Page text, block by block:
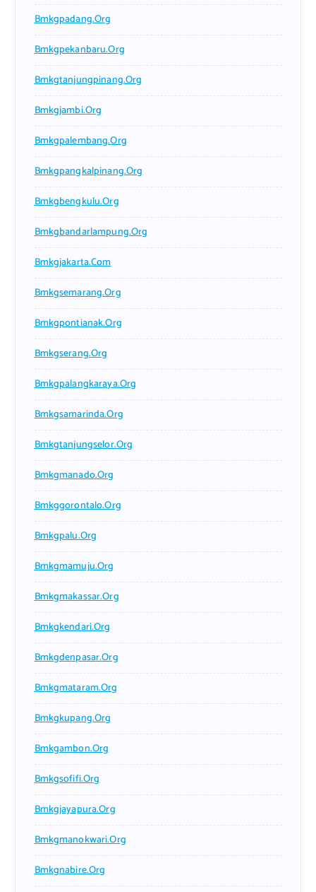
Bmkgpadang.org
Bmkgpekanbaru.org
Bmkgtanjungpinang.org
Bmkgjambi.org
Bmkgpalembang.org
Bmkgpangkalpinang.org
Bmkgbengkulu.org
Bmkgbandarlampung.org
Bmkgjakarta.com
Bmkgsemarang.org
Bmkgpontianak.org
Bmkgserang.org
Bmkgpalangkaraya.org
Bmkgsamarinda.org
Bmkgtanjungselor.org
Bmkgmanado.org
Bmkggorontalo.org
Bmkgpalu.org
Bmkgmamuju.org
Bmkgmakassar.org
Bmkgkendari.org
Bmkgdenpasar.org
Bmkgmataram.org
Bmkgkupang.org
Bmkgambon.org
Bmkgsofifi.org
Bmkgjayapura.org
Bmkgmanokwari.org
Bmkgnabire.org